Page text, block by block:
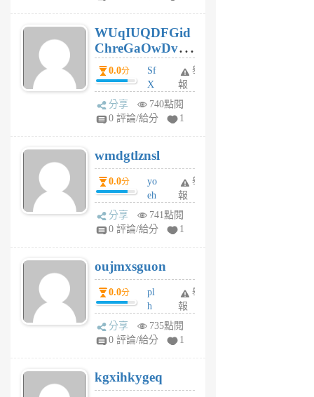
個
月
前
WUqIUQDFGid
ChreGaOwDv
dY0.0分
Sf
X
Pe
Jc
R
P
m
v
A
V
個
月
前
舉
報
分享
740點閱
0 評論/給分
1
wmdgtlznsl
0.0分
yo
eh
ld
gy
個
月
前
舉
報
分享
741點閱
0 評論/給分
1
oujmxsguon
0.0分
pl
h
wi
w
6
個
舉
報
分享
735點閱
0 評論/給分
1
kgxihkygeq